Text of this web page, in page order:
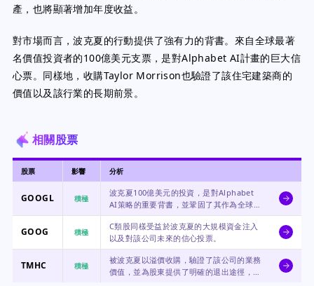
產，也將顯著增加年度收益。
對市場而言，波克夏的行動提供了強有力的背書。來自全球最著
名價值投資者的100億美元支票，是對Alphabet AI計畫的巨大信
心票。同樣地，收購Taylor Morrison也驗證了該住宅建築商的
價值以及該行業的長期前景。
相關股票
股票 影響 分析
GOOGL 積極
波克夏100億美元的投資，是對Alphabet
AI策略的重要背書，並鞏固了其作為全球最
大投資者之一的核心持股地位。
GOOG 積極
C類股同樣受益於波克夏的大規模資金注入
以及對該公司未來的信心投票。
TMHC 積極
被波克夏以溢價收購，驗證了該公司的業務
價值，並為股東提供了明確的退出途徑，此